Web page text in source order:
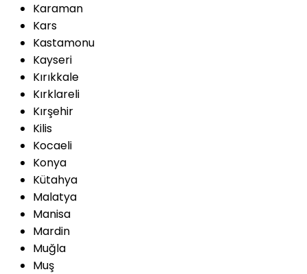
Karaman
Kars
Kastamonu
Kayseri
Kırıkkale
Kırklareli
Kırşehir
Kilis
Kocaeli
Konya
Kütahya
Malatya
Manisa
Mardin
Muğla
Muş